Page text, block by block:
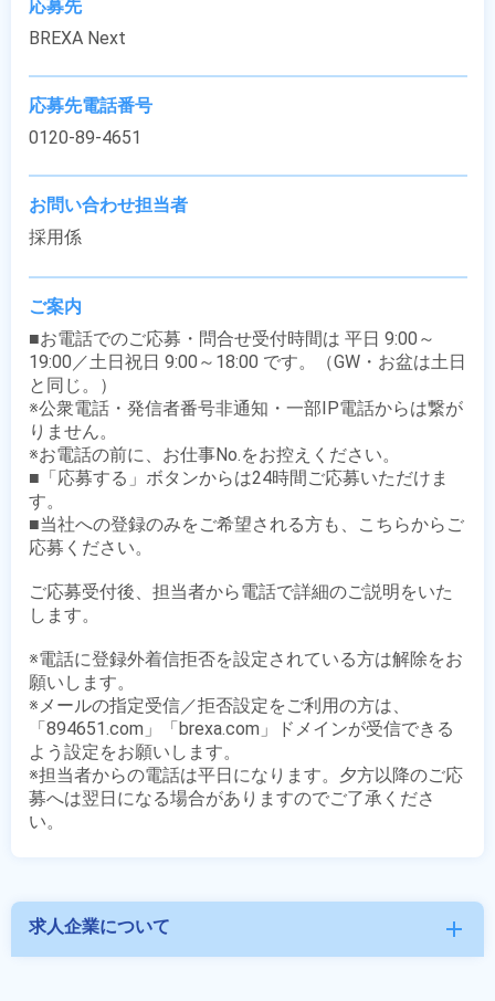
応募先
BREXA Next
応募先電話番号
0120-89-4651
お問い合わせ担当者
採用係
ご案内
■お電話でのご応募・問合せ受付時間は 平日 9:00～
19:00／土日祝日 9:00～18:00 です。（GW・お盆は土日
と同じ。）
※公衆電話・発信者番号非通知・一部IP電話からは繋が
りません。
※お電話の前に、お仕事No.をお控えください。
■「応募する」ボタンからは24時間ご応募いただけま
す。
■当社への登録のみをご希望される方も、こちらからご
応募ください。
ご応募受付後、担当者から電話で詳細のご説明をいた
します。
※電話に登録外着信拒否を設定されている方は解除をお
願いします。
※メールの指定受信／拒否設定をご利用の方は、
「894651.com」「brexa.com」ドメインが受信できる
よう設定をお願いします。
※担当者からの電話は平日になります。夕方以降のご応
募へは翌日になる場合がありますのでご了承くださ
求人企業について add